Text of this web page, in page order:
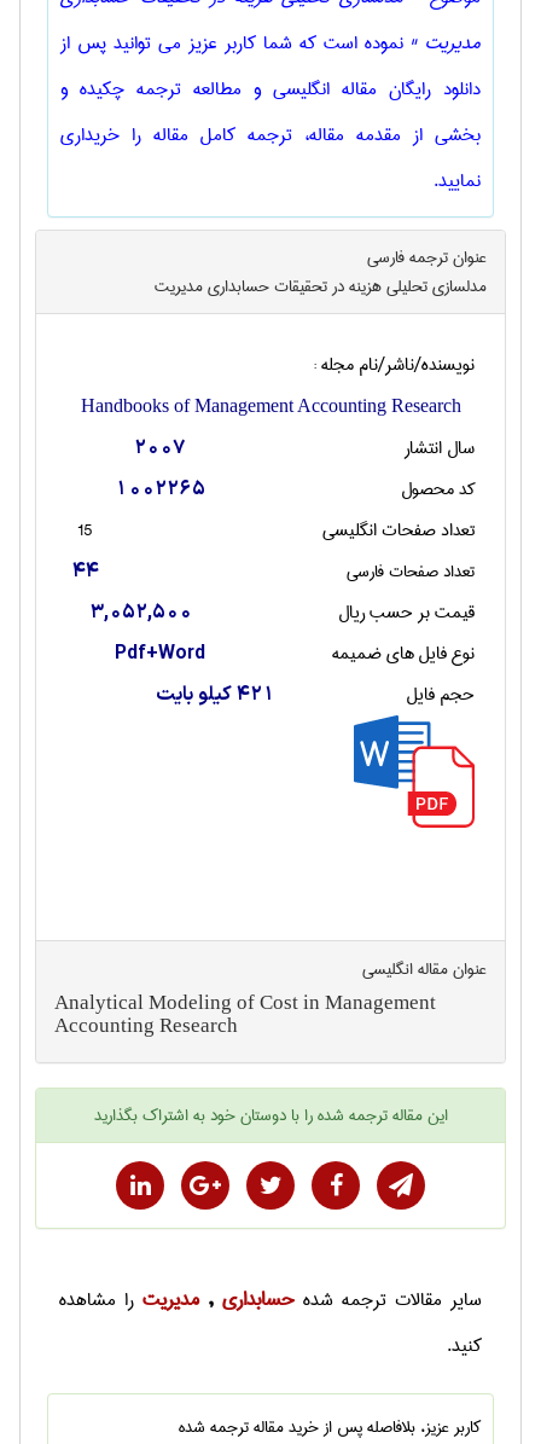
مديريت " نموده است که شما کاربر عزیز می توانید پس از
دانلود رایگان مقاله انگلیسی و مطالعه ترجمه چکیده و
بخشی از مقدمه مقاله، ترجمه کامل مقاله را خریداری
نمایید.
عنوان ترجمه فارسی
مدلسازي تحليلي هزينه در تحقيقات حسابداري مديريت
نویسنده/ناشر/نام مجله :
Handbooks of Management Accounting Research
سال انتشار 2007
کد محصول 1002265
تعداد صفحات انگليسی
15
تعداد صفحات فارسی
44
قیمت بر حسب ریال 3,052,500
نوع فایل های ضمیمه Pdf+Word
حجم فایل 421 کیلو بایت
عنوان مقاله انگليسی
Analytical Modeling of Cost in Management
Accounting Research
اینمقاله ترجمه شدهرا با دوستان خود به اشتراک بگذارید
سایر مقالات ترجمه شده حسابداری ,مديريت را مشاهده
کنید.
کاربر عزیز، بلافاصله پس از خریدمقاله ترجمه شده